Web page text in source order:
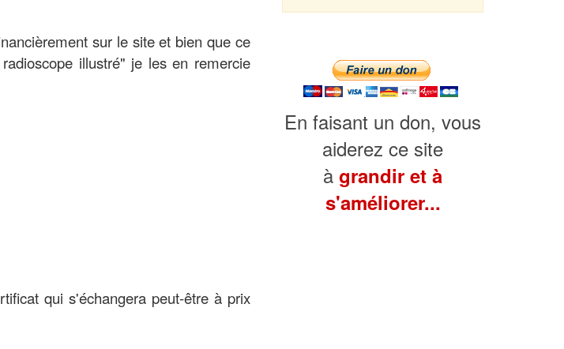
sur le site et bien que ce
illustré" je les en remercie
qui s'échangera peut-être à prix
En faisant un don, vous
aiderez ce site
à grandir et à
s'améliorer...